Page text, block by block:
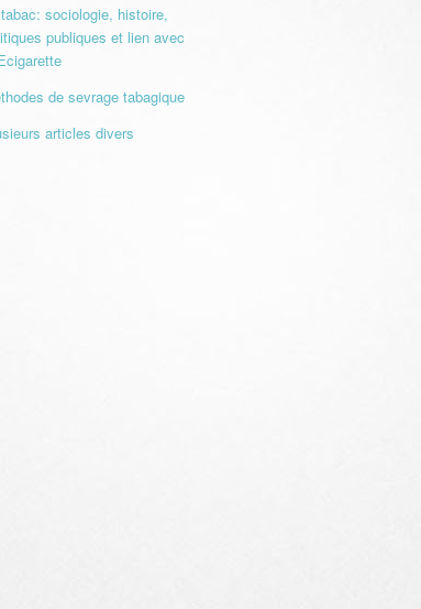
sociologie, histoire,
publiques et lien avec
de sevrage tabagique
articles divers